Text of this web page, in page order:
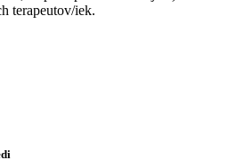
terapeutov/iek.